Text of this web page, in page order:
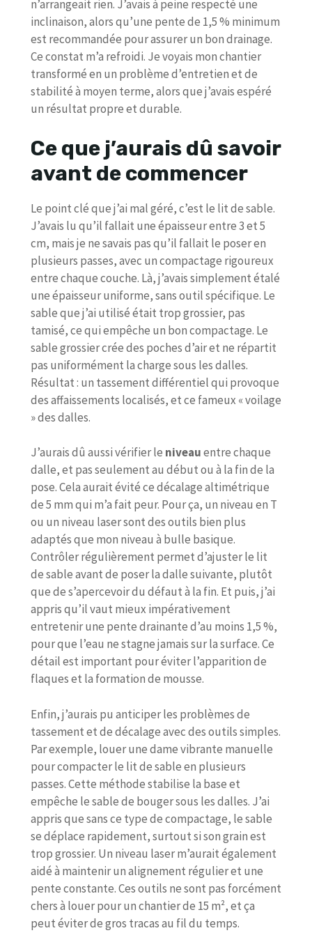
n’arrangeait rien. J’avais à peine respecté une
inclinaison, alors qu’une pente de 1,5 % minimum
est recommandée pour assurer un bon drainage.
Ce constat m’a refroidi. Je voyais mon chantier
transformé en un problème d’entretien et de
stabilité à moyen terme, alors que j’avais espéré
un résultat propre et durable.
Ce que j’aurais dû savoir
avant de commencer
Le point clé que j’ai mal géré, c’est le lit de sable.
J’avais lu qu’il fallait une épaisseur entre 3 et 5
cm, mais je ne savais pas qu’il fallait le poser en
plusieurs passes, avec un compactage rigoureux
entre chaque couche. Là, j’avais simplement étalé
une épaisseur uniforme, sans outil spécifique. Le
sable que j’ai utilisé était trop grossier, pas
tamisé, ce qui empêche un bon compactage. Le
sable grossier crée des poches d’air et ne répartit
pas uniformément la charge sous les dalles.
Résultat : un tassement différentiel qui provoque
des affaissements localisés, et ce fameux « voilage
» des dalles.
J’aurais dû aussi vérifier le niveauentre chaque
dalle, et pas seulement au début ou à la fin de la
pose. Cela aurait évité ce décalage altimétrique
de 5 mm qui m’a fait peur. Pour ça, un niveau en T
ou un niveau laser sont des outils bien plus
adaptés que mon niveau à bulle basique.
Contrôler régulièrement permet d’ajuster le lit
de sable avant de poser la dalle suivante, plutôt
que de s’apercevoir du défaut à la fin. Et puis, j’ai
appris qu’il vaut mieux impérativement
entretenir une pente drainante d’au moins 1,5 %,
pour que l’eau ne stagne jamais sur la surface. Ce
détail est important pour éviter l’apparition de
flaques et la formation de mousse.
Enfin, j’aurais pu anticiper les problèmes de
tassement et de décalage avec des outils simples.
Par exemple, louer une dame vibrante manuelle
pour compacter le lit de sable en plusieurs
passes. Cette méthode stabilise la base et
empêche le sable de bouger sous les dalles. J’ai
appris que sans ce type de compactage, le sable
se déplace rapidement, surtout si son grain est
trop grossier. Un niveau laser m’aurait également
aidé à maintenir un alignement régulier et une
pente constante. Ces outils ne sont pas forcément
chers à louer pour un chantier de 15 m², et ça
peut éviter de gros tracas au fil du temps.